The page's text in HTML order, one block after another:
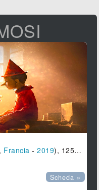
, Francia -2019), 125 min.
Scheda »